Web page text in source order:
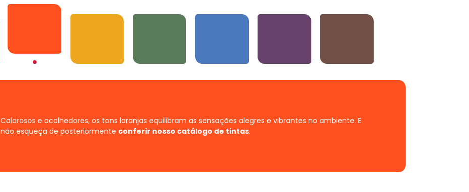
Laranjas
Amarelos
Verdes Azuis Violetas Neutros e Marrons
Calorosos e acolhedores, os tons laranjas equilibram as sensações alegres e vibrantes no ambiente. E
não esqueça de posteriormente conferir nosso catálogo de tintas.